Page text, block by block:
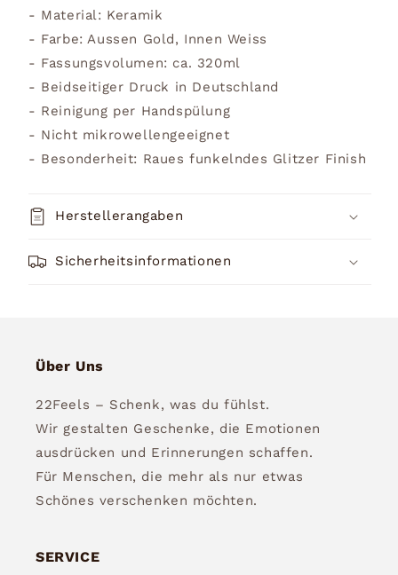
- Material: Keramik
- Farbe: Aussen Gold, Innen Weiss
- Fassungsvolumen: ca. 320ml
- Beidseitiger Druck in Deutschland
- Reinigung per Handspülung
- Nicht mikrowellengeeignet
- Besonderheit: Raues funkelndes Glitzer Finish
Herstellerangaben
Sicherheitsinformationen
Über Uns
22Feels – Schenk, was du fühlst.
Wir gestalten Geschenke, die Emotionen
ausdrücken und Erinnerungen schaffen.
Für Menschen, die mehr als nur etwas
Schönes verschenken möchten.
SERVICE